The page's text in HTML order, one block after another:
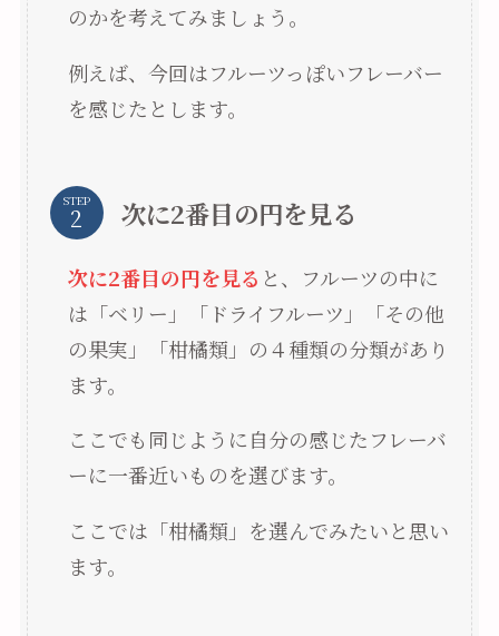
のかを考えてみましょう。
例えば、今回はフルーツっぽいフレーバー
を感じたとします。
STEP 次に2番目の円を見る
次に2番目の円を見る と、フルーツの中に
は「ベリー」「ドライフルーツ」「その他
の果実」「柑橘類」の４種類の分類があり
ます。
ここでも同じように自分の感じたフレーバ
ーに一番近いものを選びます。
ここでは「柑橘類」を選んでみたいと思い
ます。